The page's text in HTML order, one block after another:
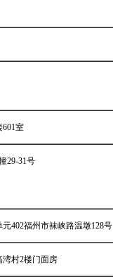
601室
29-31号
402福州市袜峡路温墩128号
村2楼门面房